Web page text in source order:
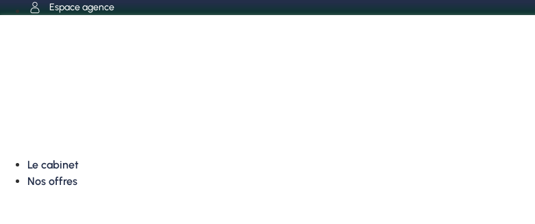
Aller
Espace agence
Le cabinet
Nos offres